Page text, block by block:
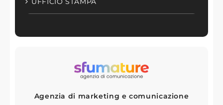
Agenzia di marketing e comunicazione